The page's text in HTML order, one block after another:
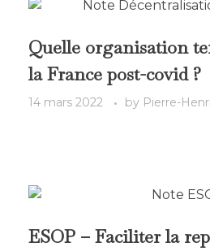
Quelle organisation
la France post-covid ?
14 mars 2022 by Pierre-
ESOP – Faciliter la